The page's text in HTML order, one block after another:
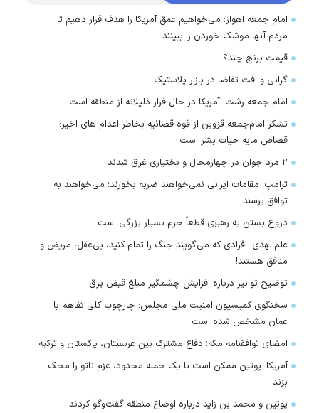
امام جمعه اهواز: می‌خواهیم عمق آمریکا را هدف قرار دهیم تا
مردم آنها موشک خوردن را ببینند
قیمت برنج چند؟
گرانی و افت تقاضا در بازار پلاستیک
امام جمعه رشت: آمریکا در حال فرار ذلیلانه از منطقه است
تشکر امام‌جمعه قزوین از قوه قضائیه بخاطر اعدام های اخیر:
قصاص مایه حیات بشر است
۲ مرد جوان در چهارمحال و بختیاری غرق شدند
ترامپ: مقامات ایرانی نمی‌خواهند ضربه بخورند؛ می‌خواهند به
توافق برسند
دروغ بستن به رهبری قطعاً جرم بسیار بزرگی است
علم‌الهدی: افرادی که می‌گویند جنگ را تمام کنید، بی‌عقل، مریض و
منافق هستند!
توضیح توانیر درباره افزایش چشمگیر مبلغ قبض برق
سخنگوی کمیسیون امنیت ملی مجلس: چارچوب کلی تفاهم با
عمان مشخص شده است
امضای توافقنامه مکه؛ دفاع مشترک بین عربستان، پاکستان و ترکیه
آمریکا: پوتین ممکن است با یک حمله محدود، عزم ناتو را محک
بزند
پوتین و محمد بن زاید درباره اوضاع منطقه گفت‌وگو کردند